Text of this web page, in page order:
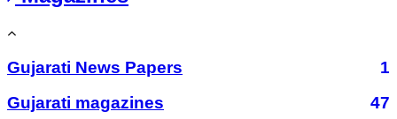
Gujarati News Papers
1
Gujarati magazines
47